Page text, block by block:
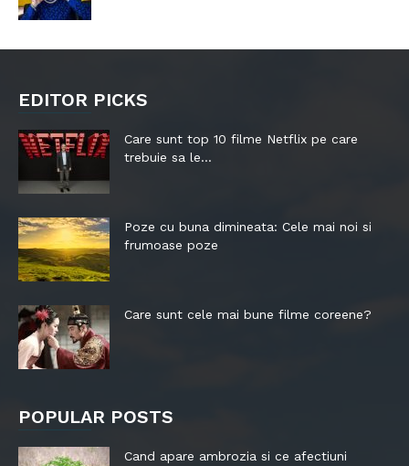
EDITOR PICKS
Care sunt top 10 filme Netflix pe care
trebuie sa le...
Poze cu buna dimineata: Cele mai noi si
frumoase poze
Care sunt cele mai bune filme coreene?
POPULAR POSTS
Cand apare ambrozia si ce afectiuni